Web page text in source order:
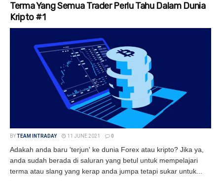
Terma Yang Semua Trader Perlu Tahu Dalam Dunia
Kripto #1
BYTEAM INTRADAY 11 JUNE 2021 0
Adakah anda baru 'terjun' ke dunia Forex atau kripto? Jika ya,
anda sudah berada di saluran yang betul untuk mempelajari
terma atau slang yang kerap anda jumpa tetapi sukar untuk...